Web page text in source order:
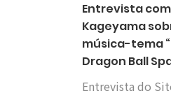
Entrevista
Kageyama
música-tema
Dragon Ball
Entrevista do